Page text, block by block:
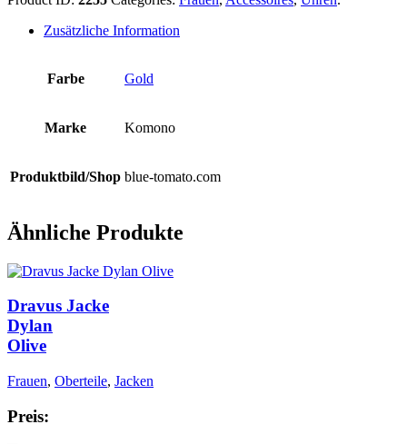
Zusätzliche Information
Farbe Gold
Marke Komono
Produktbild/Shop blue-tomato.com
Ähnliche Produkte
Dravus Jacke
Dylan
Olive
Frauen, Oberteile, Jacken
Preis: